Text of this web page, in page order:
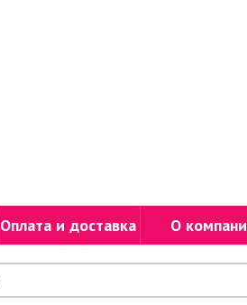
Оплата и доставка О